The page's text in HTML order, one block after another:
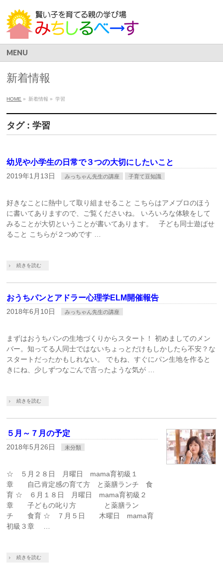
MENU
新着情報
HOME » 新着情報 » 学習
タグ : 学習
幼児や小学生の日常で３つの大切にしたいこと
2019年1月13日 みっちゃん先生の講座 子育て豆知識
好きなことに熱中して取り組ませること こちらはアメブロのほう
に書いてありますので、ご覧くださいね。 いろいろな体験をして
みることが大切ということが書いてあります。 子ども同士遊ばせ
ること こちらが２つめです …
続きを読む
おうちパンとアドラー心理学ELM開催報告
2018年6月10日 みっちゃん先生の講座
まずはおうちパンの生地づくりからスタート！ 初めましてのメン
バー。知ってる人同士ではないちょっとだけもしかしたら不安？な
スタートだったかもしれない。 でもね、すぐにパン生地を作ると
きにね、少しずつなごんで言ったような気が …
続きを読む
５月～７月の予定
2018年5月26日 未分類
☆ ５月２８日 月曜日 mama育初級１
章 自己肯定感の育て方 と薬膳ランチ 食
育 ☆ ６月１８日 月曜日 mama育初級２
章 子どもの叱り方 と薬膳ラン
チ 食育 ☆ ７月５日 木曜日 mama育
初級３章 …
続きを読む